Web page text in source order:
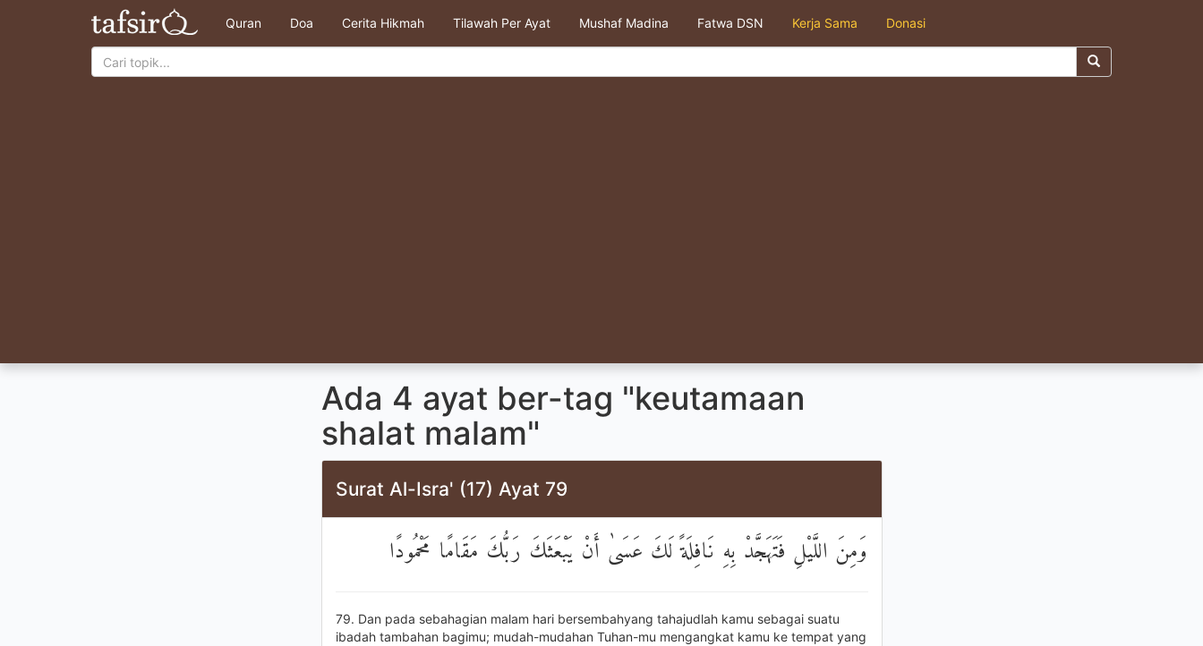
Quran Doa Cerita Hikmah Tilawah Per Ayat Mushaf Madina Fatwa DSN Kerja Sama Donasi
Ada 4 ayat ber-tag "keutamaan
shalat malam"
Surat Al-Isra' (17) Ayat 79
وَمِنَ اللَّيْلِ فَتَهَجَّدْ بِهِ نَافِلَةً لَكَ عَسَىٰ أَنْ يَبْعَثَكَ رَبُّكَ مَقَامًا مَحْمُودًا
79. Dan pada sebahagian malam hari bersembahyang tahajudlah kamu sebagai suatu
ibadah tambahan bagimu; mudah-mudahan Tuhan-mu mengangkat kamu ke tempat yang